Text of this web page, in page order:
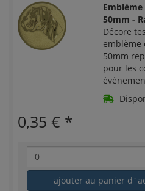
50mm -
Décore
emblème
50mm
pour les
0,35 € *
ajouter au panier